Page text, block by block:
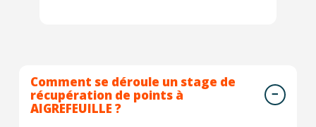
Comment se déroule un stage de
récupération de points à
AIGREFEUILLE ?